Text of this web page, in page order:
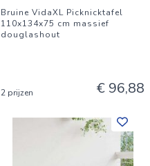
Bruine VidaXL Picknicktafel
110x134x75 cm massief
douglashout
2 prijzen € 96,88